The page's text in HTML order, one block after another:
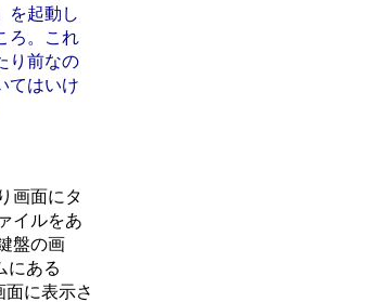
を起動し
ろ。これ
り前なの
てはいけ
画面にタ
イルをあ
盤の画
にある
に表示さ